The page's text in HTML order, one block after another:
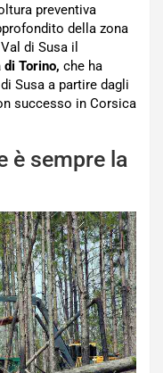
preventiva
della zona
di Susa il
Torino, che ha
Susa a partire dagli
successo in Corsica
è sempre la